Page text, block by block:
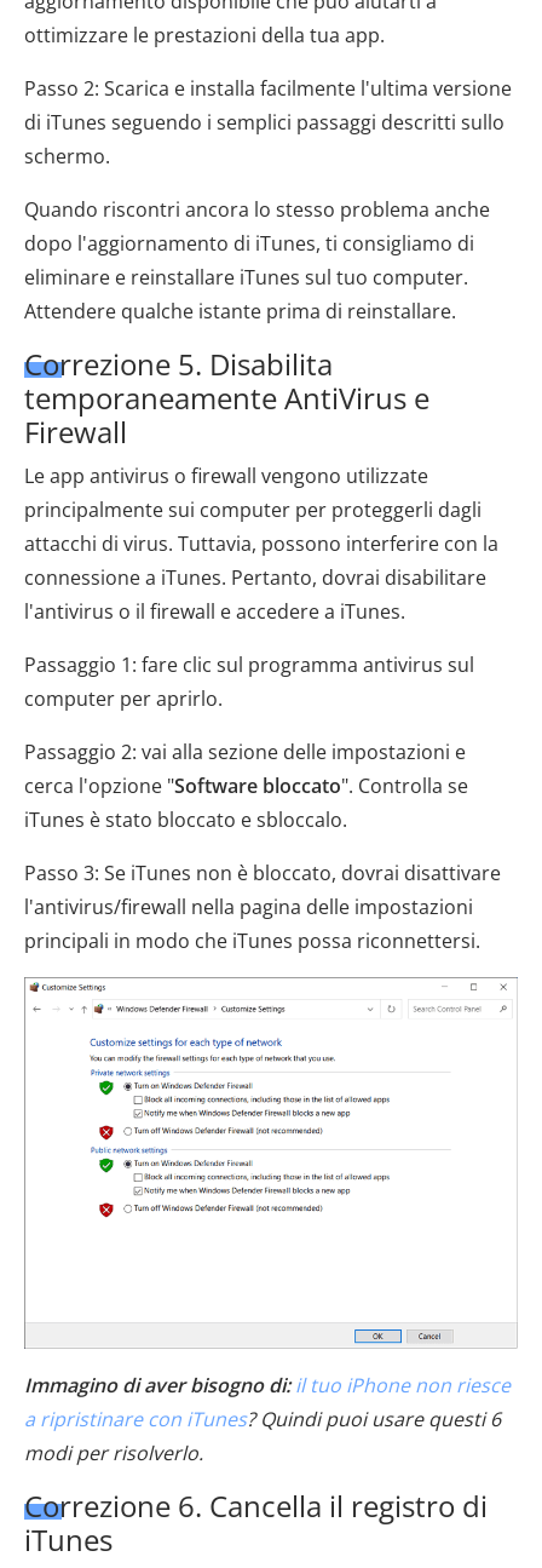
ottimizzare le prestazioni della tua app.
Passo 2: Scarica e installa facilmente l'ultima versione
di iTunes seguendo i semplici passaggi descritti sullo
schermo.
Quando riscontri ancora lo stesso problema anche
dopo l'aggiornamento di iTunes, ti consigliamo di
eliminare e reinstallare iTunes sul tuo computer.
Attendere qualche istante prima di reinstallare.
Correzione 5. Disabilita
temporaneamente AntiVirus e
Firewall
Le app antivirus o firewall vengono utilizzate
principalmente sui computer per proteggerli dagli
attacchi di virus. Tuttavia, possono interferire con la
connessione a iTunes. Pertanto, dovrai disabilitare
l'antivirus o il firewall e accedere a iTunes.
Passaggio 1: fare clic sul programma antivirus sul
computer per aprirlo.
Passaggio 2: vai alla sezione delle impostazioni e
cerca l'opzione "Software bloccato". Controlla se
iTunes è stato bloccato e sbloccalo.
Passo 3: Se iTunes non è bloccato, dovrai disattivare
l'antivirus/firewall nella pagina delle impostazioni
principali in modo che iTunes possa riconnettersi.
Immagino di aver bisogno di: il tuo iPhone non riesce
a ripristinare con iTunes? Quindi puoi usare questi 6
modi per risolverlo.
Correzione 6. Cancella il registro di
iTunes